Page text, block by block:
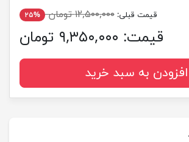
قیمت قبلی: ۱۲,۵۰۰,۰۰۰ تومان ۲۵%
قیمت: ۹,۳۵۰,۰۰۰ تومان
افزودن به سبد خرید